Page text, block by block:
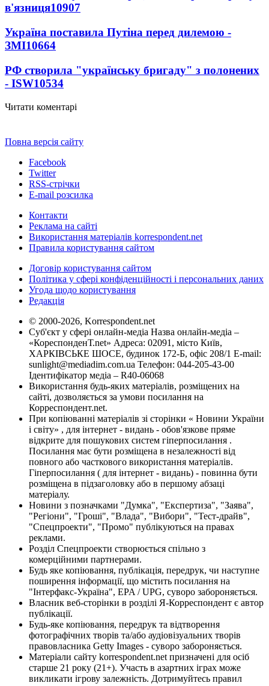
в'язниця10907
Україна поставила Путіна перед дилемою -
ЗМІ10664
РФ створила "українську бригаду" з полонених
- ISW10534
Читати коментарі
Повна версія сайту
Facebook
Twitter
RSS-стрічки
E-mail розсилка
Контакти
Реклама на сайті
Використання матеріалів korrespondent.net
Правила користування сайтом
Договір користування сайтом
Політика у сфері конфіденційності і персональних даних
Угода щодо користування
Редакція
© 2000-2026, Korrespondent.net
Суб'єкт у сфері онлайн-медіа Назва онлайн-медіа –
«КореспонденТ.net» Адреса: 02091, місто Київ,
ХАРКІВСЬКЕ ШОСЕ, будинок 172-Б, офіс 208/1 E-mail:
sunlight@mediadim.com.ua Телефон: 044-205-43-00
Ідентифікатор медіа – R40-06068
Використання будь-яких матеріалів, розміщених на
сайті, дозволяється за умови посилання на
Корреспондент.net.
При копіюванні матеріалів зі сторінки « Новини України
і світу» , для інтернет - видань - обов'язкове пряме
відкрите для пошукових систем гіперпосилання .
Посилання має бути розміщена в незалежності від
повного або часткового використання матеріалів.
Гіперпосилання ( для інтернет - видань) - повинна бути
розміщена в підзаголовку або в першому абзаці
матеріалу.
Новини з позначками "Думка", "Експертиза", "Заява",
"Регіони", "Гроші", "Влада", "Вибори", "Тест-драйв",
"Спецпроекти", "Промо" публікуються на правах
реклами.
Розділ Спецпроекти створюється спільно з
комерційними партнерами.
Будь яке копіювання, публікація, передрук, чи наступне
поширення інформації, що містить посилання на
"Інтерфакс-Україна", EPA / UPG, суворо забороняється.
Власник веб-сторінки в розділі Я-Корреспондент є автор
публікації.
Будь-яке копіювання, передрук та відтворення
фотографічних творів та/або аудіовізуальних творів
правовласника Getty Images - суворо забороняється.
Матеріали сайту korrespondent.net призначені для осіб
старше 21 року (21+). Участь в азартних іграх може
викликати ігрову залежність. Дотримуйтесь правил